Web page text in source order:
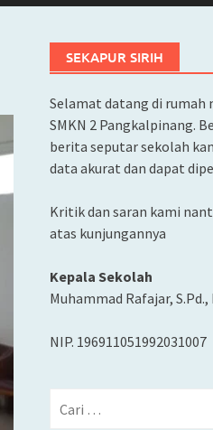
SEKAPUR SIRIH
Selamat datang di rumah
SMKN 2 Pangkalpinang.
berita seputar sekolah
data akurat dan dapat
Kritik dan saran kami
atas kunjungannya
Kepala Sekolah
Muhammad Rafajar, S.Pd.,
NIP. 196911051992031007